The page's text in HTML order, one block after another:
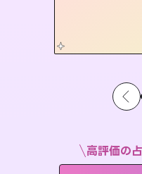
高評価の